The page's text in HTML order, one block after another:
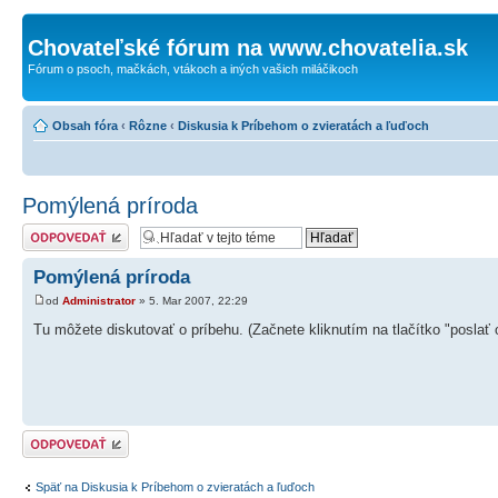
Chovateľské fórum na www.chovatelia.sk
Fórum o psoch, mačkách, vtákoch a iných vašich miláčikoch
Obsah fóra ‹ Rôzne ‹ Diskusia k Príbehom o zvieratách a ľuďoch
Pomýlená príroda
Odoslať odpoveď
Pomýlená príroda
od Administrator » 5. Mar 2007, 22:29
Tu môžete diskutovať o príbehu. (Začnete kliknutím na tlačítko "poslať
Odoslať odpoveď
Späť na Diskusia k Príbehom o zvieratách a ľuďoch